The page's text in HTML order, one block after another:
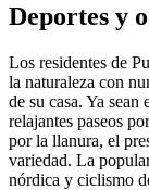
Deportes y
Los residentes de
la naturaleza con
de su casa. Ya sean
relajantes paseos
por la llanura, el
variedad. La
nórdica y ciclismo